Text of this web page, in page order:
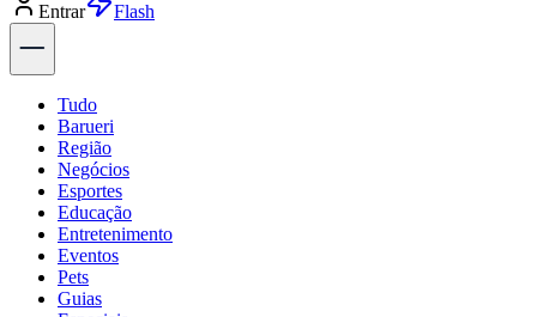
Entrar
Explorar
Tudo
Barueri
Região
Negócios
Esportes
Educação
Entretenimento
Eventos
Pets
Guias